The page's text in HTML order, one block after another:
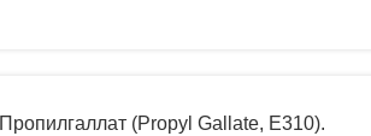
Пропилгаллат (Propyl Gallate, E310).